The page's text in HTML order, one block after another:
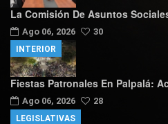
La Comisión De Asuntos
Ago 06, 2026 30
Fiestas Patronales En Palpalá:
Ago 06, 2026 28
INTERIOR
LEGISLATIVAS